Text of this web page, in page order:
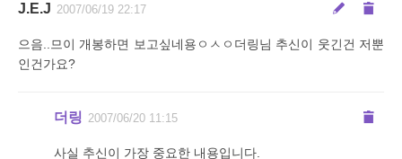
J.E.J 2007/06/19 22:17
으음..므이 개봉하면 보고싶네용ㅇㅅㅇ더링님 추신이 웃긴건 저뿐
인건가요?
더링 2007/06/20 11:15
사실 추신이 가장 중요한 내용입니다.